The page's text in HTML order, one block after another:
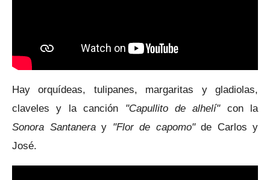
Hay orquídeas, tulipanes, margaritas y gladiolas,
claveles y la canción "Capullito de alhelí"con la
Sonora Santaneray "Flor de capomo"de Carlos y
José.